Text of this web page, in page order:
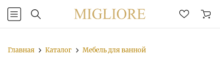
Главная Каталог Мебель для ванной